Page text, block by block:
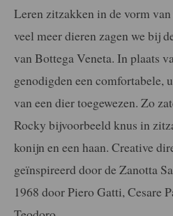
Leren zitzakken in de vorm van
veel meer dieren zagen we bij
van Bottega Veneta. In plaats
genodigden een comfortabele,
van een dier toegewezen. Zo
Rocky bijvoorbeeld knus in
konijn en een haan. Creative
geïnspireerd door de Zanotta
1968 door Piero Gatti, Cesare